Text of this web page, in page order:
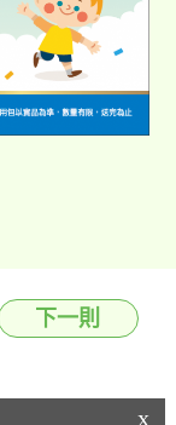
下一則
x